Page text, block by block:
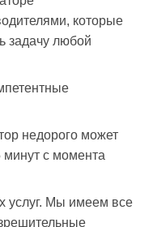
которые
задачу любой
недорого может
минут с момента
услуг. Мы имеем все